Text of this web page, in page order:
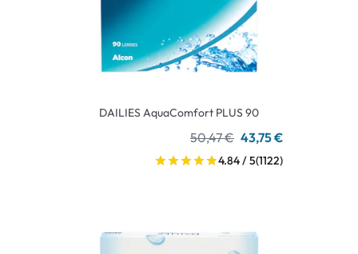
DAILIES AquaComfort PLUS 90
50,47 € 43,75 €
4.84 / 5(1122)